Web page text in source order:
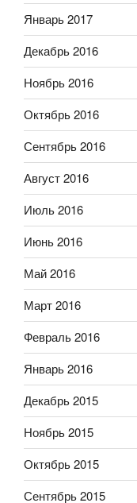
Январь 2017
Декабрь 2016
Ноябрь 2016
Октябрь 2016
Сентябрь 2016
Август 2016
Июль 2016
Июнь 2016
Май 2016
Март 2016
Февраль 2016
Январь 2016
Декабрь 2015
Ноябрь 2015
Октябрь 2015
Сентябрь 2015